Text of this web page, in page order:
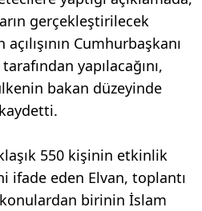
gerçekleştirilecek
Cumhurbaşkanı
yapılacağını,
bakan düzeyinde
550 kişinin etkinlik
ifade eden Elvan, toplantı
birinin İslam